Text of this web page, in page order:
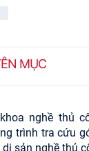
MỤC
nghề thủ
trình tra cứu
sản nghề thủ